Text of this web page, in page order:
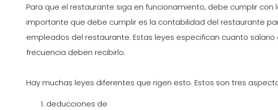
Para que el restaurante siga en funcionamiento, debe cumplir con
importante que debe cumplir es la contabilidad del restaurante
empleados del restaurante. Estas leyes especifican cuanto
frecuencia deben recibirlo.
Hay muchas leyes diferentes que rigen esto. Estos son tres
deducciones de